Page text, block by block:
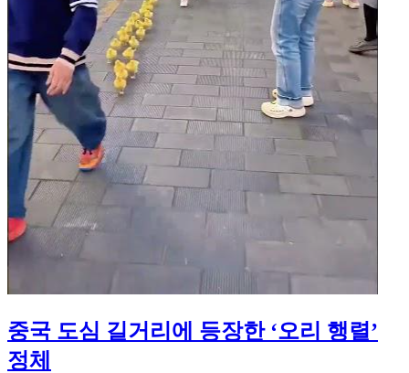
중국 도심 길거리에 등장한 ‘오리 행렬’
정체